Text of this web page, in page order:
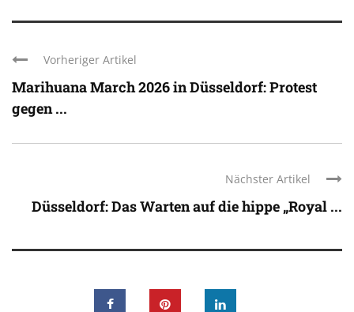
Vorheriger Artikel
Marihuana March 2026 in Düsseldorf: Protest
gegen ...
Nächster Artikel
Düsseldorf: Das Warten auf die hippe „Royal ...